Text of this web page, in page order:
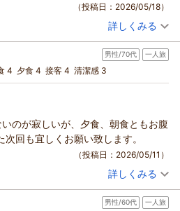
（投稿日：2026/05/18）
代)
約応援プラン※当日21時まで予約可
和室
人一人あたり/税込)
詳しくみる
男性/70代 一人旅
4 夕食 4 接客 4 清潔感 3
のが寂しいが、夕食、朝食ともお腹
回も宜しくお願い致します。
（投稿日：2026/05/11）
代)
付】お得に津和野を観光プラン♪
和室
詳しくみる
男性/60代 一人旅